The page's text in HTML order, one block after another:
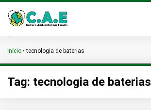
Início •tecnologia de baterias
Tag: tecnologia de baterias